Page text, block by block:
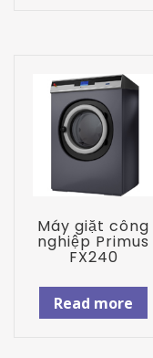
Máy giặt công
nghiệp Primus
FX240
Read more